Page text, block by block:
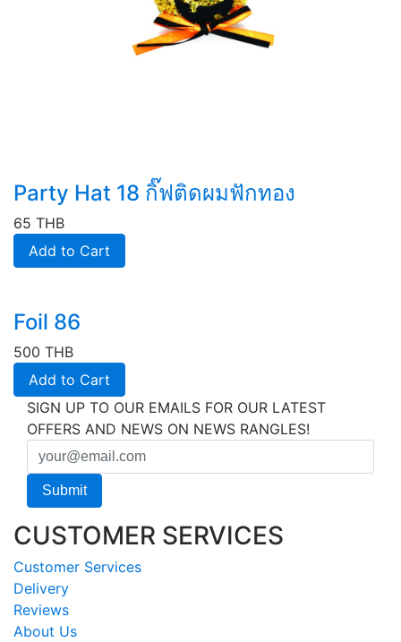
Party Hat 18 กิ๊ฟติดผมฟักทอง
65 THB
Add to Cart
Foil 86
500 THB
Add to Cart
SIGN UP TO OUR EMAILS FOR OUR LATEST
OFFERS AND NEWS ON NEWS RANGLES!
CUSTOMER SERVICES
Customer Services
Delivery
Reviews
About Us